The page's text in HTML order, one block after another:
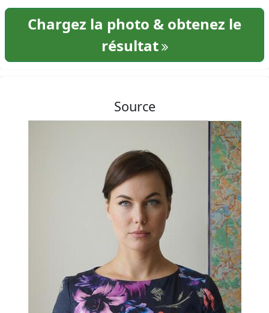
Chargez la photo & obtenez le
résultat
Source